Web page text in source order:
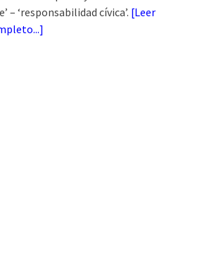
– ‘responsabilidad cívica’. [Leer
]